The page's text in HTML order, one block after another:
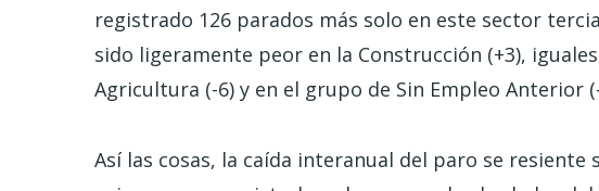
registrado 126 parados más solo en este sector
sido ligeramente peor en la Construcción (+3),
Agricultura (-6) y en el grupo de Sin Empleo Anterior
Así las cosas, la caída interanual del paro se resiente